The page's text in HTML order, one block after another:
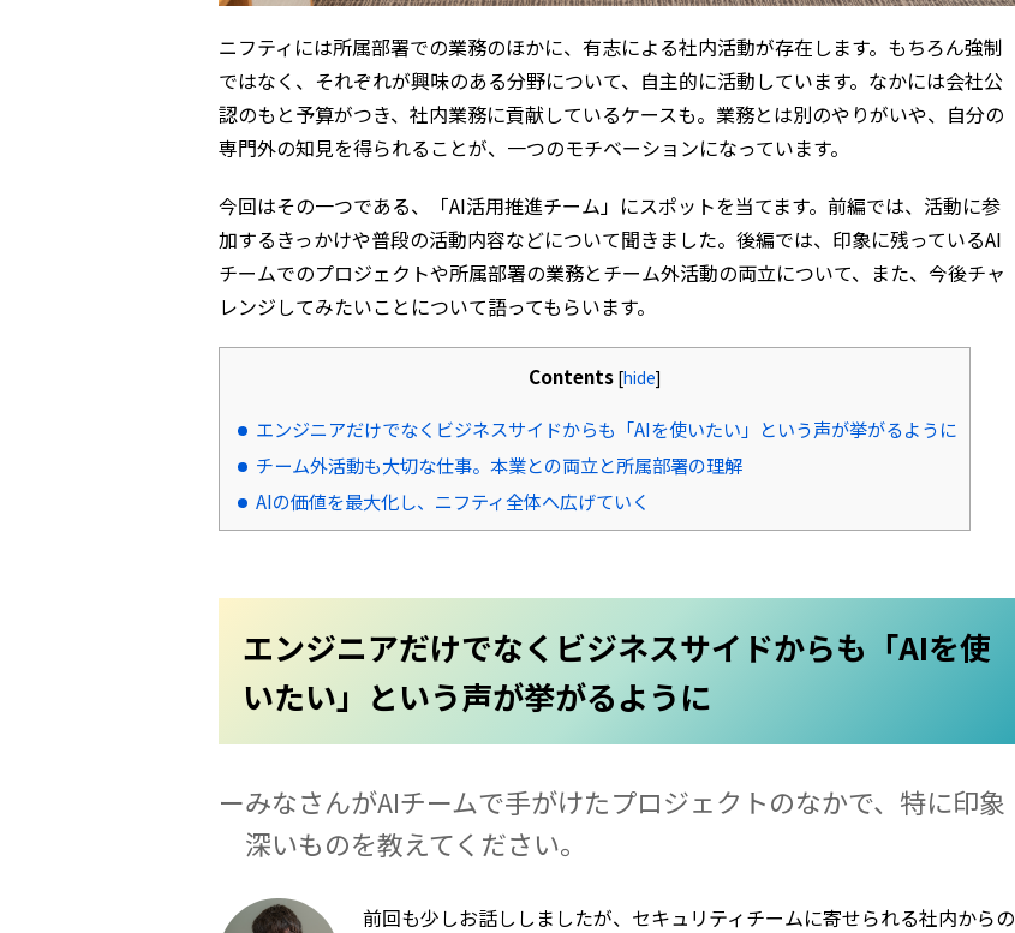
ニフティには所属部署での業務のほかに、有志による社内活動が存在します。もちろん強制
ではなく、それぞれが興味のある分野について、自主的に活動しています。なかには会社公
認のもと予算がつき、社内業務に貢献しているケースも。業務とは別のやりがいや、自分の
専門外の知見を得られることが、一つのモチベーションになっています。
今回はその一つである、「AI活用推進チーム」にスポットを当てます。前編では、活動に参
加するきっかけや普段の活動内容などについて聞きました。後編では、印象に残っているAI
チームでのプロジェクトや所属部署の業務とチーム外活動の両立について、また、今後チャ
レンジしてみたいことについて語ってもらいます。
Contents [hide]
エンジニアだけでなくビジネスサイドからも「AIを使いたい」という声が挙がるように
チーム外活動も大切な仕事。本業との両立と所属部署の理解
AIの価値を最大化し、ニフティ全体へ広げていく
エンジニアだけでなくビジネスサイドからも「AIを使
いたい」という声が挙がるように
みなさんがAIチームで手がけたプロジェクトのなかで、特に印象
深いものを教えてください。
前回も少しお話ししましたが、セキュリティチームに寄せられる社内からの